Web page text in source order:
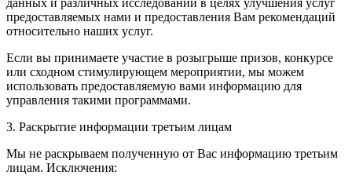
предоставляемых нами и предоставления Вам рекомендаций
относительно наших услуг.
Если вы принимаете участие в розыгрыше призов, конкурсе
или сходном стимулирующем мероприятии, мы можем
использовать предоставляемую вами информацию для
управления такими программами.
3. Раскрытие информации третьим лицам
Мы не раскрываем полученную от Вас информацию третьим
лицам. Исключения: